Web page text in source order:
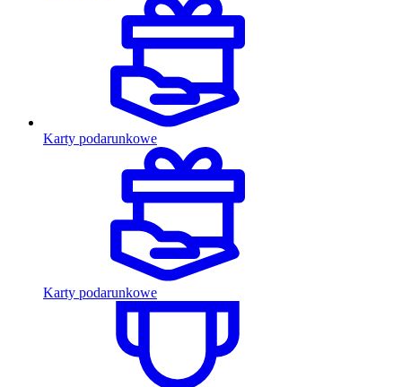
Karty podarunkowe
Karty podarunkowe